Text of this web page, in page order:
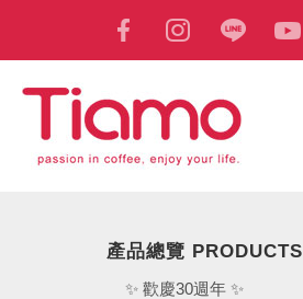
產品總覽 PRODUCTS
✨ 歡慶30週年 ✨